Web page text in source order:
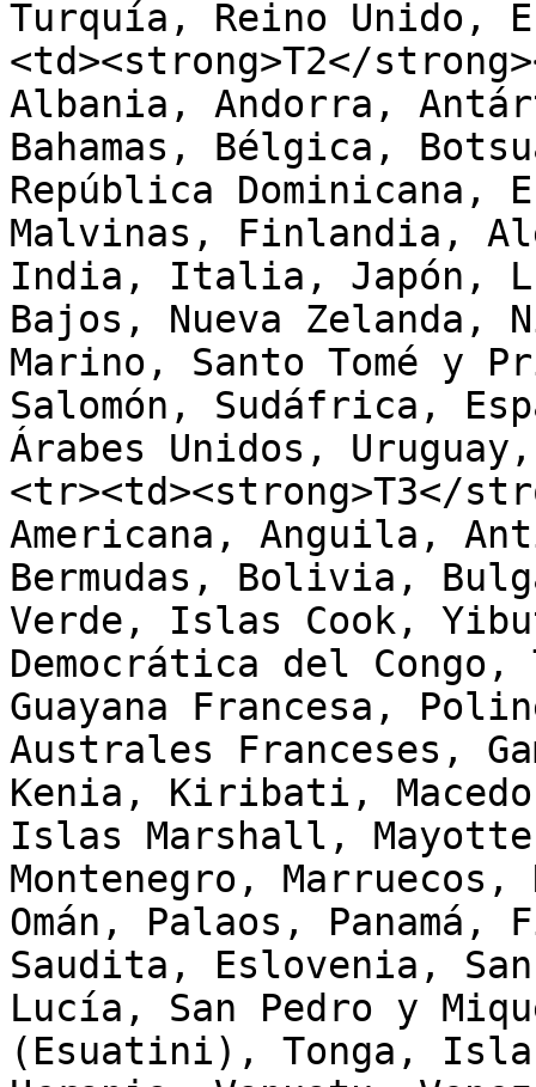
Turquía, Reino Unido,
<td><strong>T2</
Albania, Andorra,
Bahamas, Bélgica,
República
Malvinas, Finlandia,
India, Italia, Japón,
Bajos, Nueva Zelanda,
Marino, Santo Tomé y
Salomón, Sudáfrica,
Árabes Unidos,
<tr><td><strong>T3</
Americana, Anguila,
Bermudas, Bolivia,
Verde, Islas Cook,
Democrática del
Guayana Francesa,
Australes Franceses,
Kenia, Kiribati,
Islas Marshall,
Montenegro,
Omán, Palaos,
Saudita, Eslovenia,
Lucía, San Pedro y
(Esuatini), Tonga,